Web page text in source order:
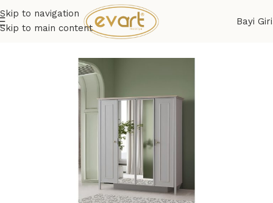
Skip to navigation
Skip to main content
Bayi